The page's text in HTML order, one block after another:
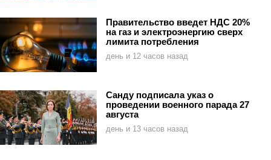
Правительство введет НДС 20%
на газ и электроэнергию сверх
лимита потребления
день и 12 часов назад
Санду подписала указ о
проведении военного парада 27
августа
день и 13 часов назад